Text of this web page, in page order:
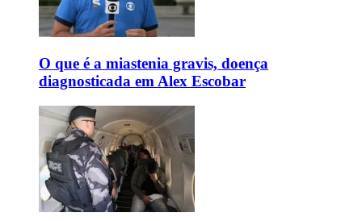
O que é a miastenia gravis, doença
diagnosticada em Alex Escobar